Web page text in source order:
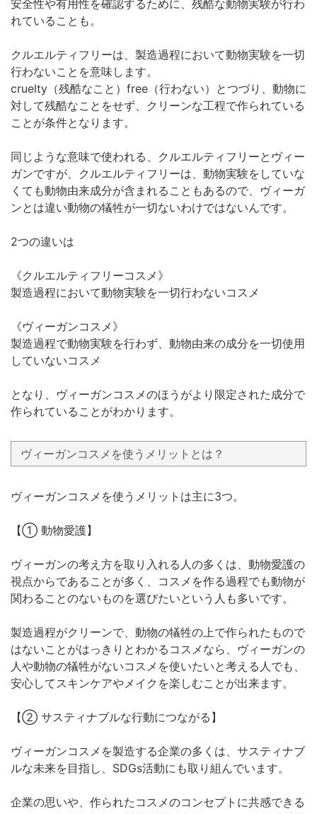
安全性や有用性を確認するために、残酷な動物実験が行わ
れていることも。
クルエルティフリーは、製造過程において動物実験を一切
行わないことを意味します。
cruelty（残酷なこと）free（行わない）とつづり、動物に
対して残酷なことをせず、クリーンな工程で作られている
ことが条件となります。
同じような意味で使われる、クルエルティフリーとヴィー
ガンですが、クルエルティフリーは、動物実験をしていな
くても動物由来成分が含まれることもあるので、ヴィーガ
ンとは違い動物の犠牲が一切ないわけではないんです。
2つの違いは
《クルエルティフリーコスメ》
製造過程において動物実験を一切行わないコスメ
《ヴィーガンコスメ》
製造過程で動物実験を行わず、動物由来の成分を一切使用
していないコスメ
となり、ヴィーガンコスメのほうがより限定された成分で
作られていることがわかります。
ヴィーガンコスメを使うメリットとは？
ヴィーガンコスメを使うメリットは主に3つ。
【① 動物愛護】
ヴィーガンの考え方を取り入れる人の多くは、動物愛護の
視点からであることが多く、コスメを作る過程でも動物が
関わることのないものを選びたいという人も多いです。
製造過程がクリーンで、動物の犠牲の上で作られたもので
はないことがはっきりとわかるコスメなら、ヴィーガンの
人や動物の犠牲がないコスメを使いたいと考える人でも、
安心してスキンケアやメイクを楽しむことが出来ます。
【② サスティナブルな行動につながる】
ヴィーガンコスメを製造する企業の多くは、サスティナブ
ルな未来を目指し、SDGs活動にも取り組んでいます。
企業の思いや、作られたコスメのコンセプトに共感できる